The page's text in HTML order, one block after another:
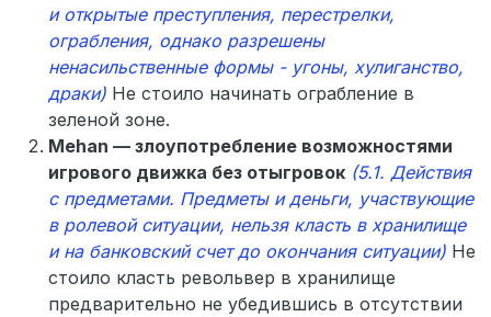
и открытые преступления, перестрелки,
ограбления, однако разрешены
ненасильственные формы - угоны, хулиганство,
драки) Не стоило начинать ограбление в
зеленой зоне.
Mehan — злоупотребление возможностями
игрового движка без отыгровок (5.1. Действия
с предметами. Предметы и деньги, участвующие
в ролевой ситуации, нельзя класть в хранилище
и на банковский счет до окончания ситуации) Не
стоило класть револьвер в хранилище
предварительно не убедившись в отсутствии